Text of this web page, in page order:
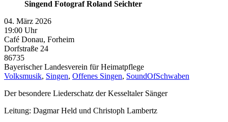
Singend Fotograf Roland Seichter
04. März 2026
19:00 Uhr
Café Donau, Forheim
Dorfstraße 24
86735
Bayerischer Landesverein für Heimatpflege
Volksmusik, Singen, Offenes Singen, SoundOfSchwaben
Der besondere Liederschatz der Kesseltaler Sänger
Leitung: Dagmar Held und Christoph Lambertz